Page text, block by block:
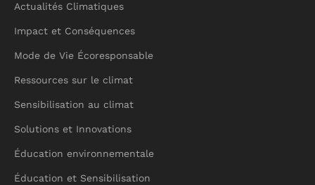
Actualités Climatiques
Impact et Conséquences
Mode de Vie Écoresponsable
Ressources sur le climat
Sensibilisation au climat
Solutions et Innovations
Éducation environnementale
Éducation et Sensibilisation